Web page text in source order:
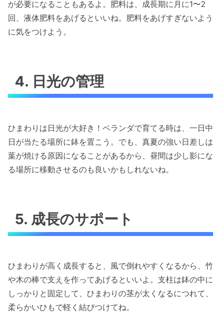
が必要になることもあるよ。肥料は、成長期に月に1〜2
回、液体肥料をあげるといいね。肥料をあげすぎないよう
に気をつけよう。
4. 日光の管理
ひまわりは日光が大好き！ベランダで育てる時は、一日中
日が当たる場所に鉢を置こう。でも、真夏の強い日差しは
葉が焼ける原因になることがあるから、昼間は少し影にな
る場所に移動させるのも良いかもしれないね。
5. 成長のサポート
ひまわりが高く成長すると、風で倒れやすくなるから、竹
や木の棒で支えを作ってあげるといいよ。支柱は鉢の中に
しっかりと固定して、ひまわりの茎が太くなるにつれて、
柔らかいひもで軽く結びつけてね。